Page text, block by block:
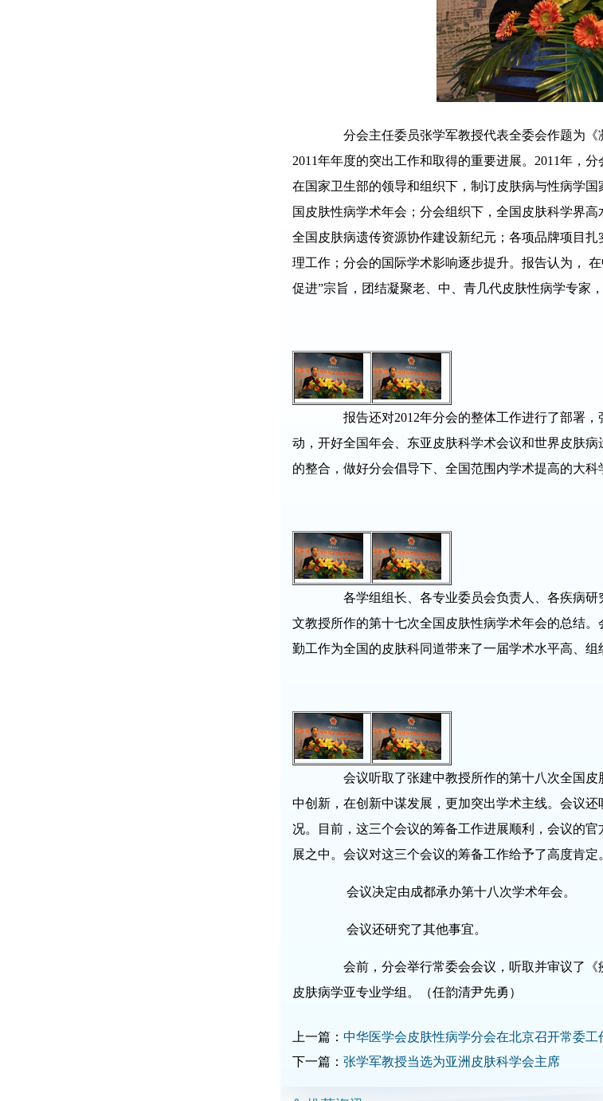
分会主任委员张学军教授代表全委会作题为《
2011年年度的突出工作和取得的重要进展。2011年，
在国家卫生部的领导和组织下，制订皮肤病与性病学
国皮肤性病学术年会；分会组织下，全国皮肤科学界
全国皮肤病遗传资源协作建设新纪元；各项品牌项目
理工作；分会的国际学术影响逐步提升。报告认为，
促进”宗旨，团结凝聚老、中、青几代皮肤性病学专家
报告还对2012年分会的整体工作进行了部署，
动，开好全国年会、东亚皮肤科学术会议和世界皮肤
的整合，做好分会倡导下、全国范围内学术提高的大科
各学组组长、各专业委员会负责人、各疾病研
文教授所作的第十七次全国皮肤性病学术年会的总结
勤工作为全国的皮肤科同道带来了一届学术水平高、组
会议听取了张建中教授所作的第十八次全国皮
中创新，在创新中谋发展，更加突出学术主线。会议
况。目前，这三个会议的筹备工作进展顺利，会议的
展之中。会议对这三个会议的筹备工作给予了高度肯定
会议决定由成都承办第十八次学术年会。
会议还研究了其他事宜。
会前，分会举行常委会会议，听取并审议了《
皮肤病学亚专业学组。（任韵清尹先勇）
上一篇： 中华医学会皮肤性病学分会在北京召开常委工
下一篇： 张学军教授当选为亚洲皮肤科学会主席